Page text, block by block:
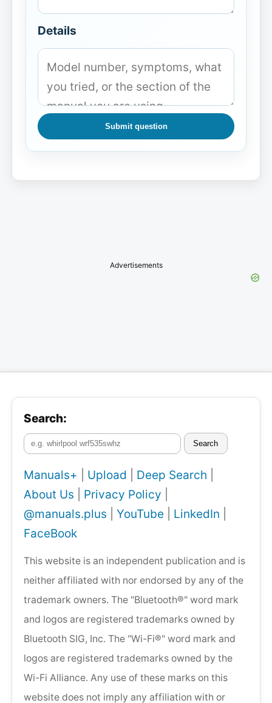
Details
Submit question
Advertisements
Search:
Search
Manuals+ Upload Deep Search
About Us
Privacy Policy
@manuals.plus
YouTube LinkedIn
FaceBook
This website is an independent publication and is
neither affiliated with nor endorsed by any of the
trademark owners. The "Bluetooth®" word mark
and logos are registered trademarks owned by
Bluetooth SIG, Inc. The "Wi-Fi®" word mark and
logos are registered trademarks owned by the
Wi-Fi Alliance. Any use of these marks on this
website does not imply any affiliation with or